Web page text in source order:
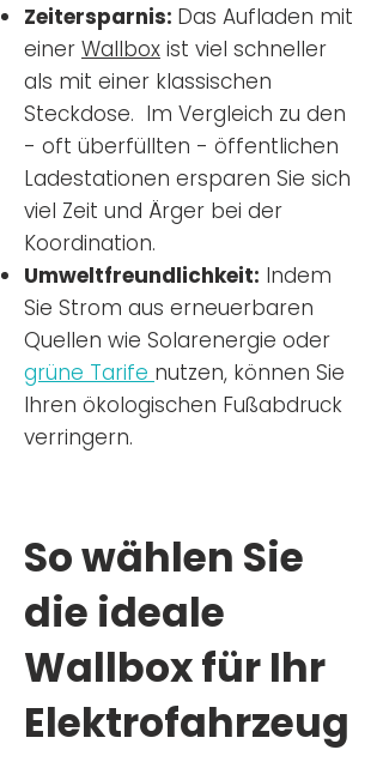
Zeitersparnis: Das Aufladen mit
einer Wallbox ist viel schneller
als mit einer klassischen
Steckdose. Im Vergleich zu den
- oft überfüllten - öffentlichen
Ladestationen ersparen Sie sich
viel Zeit und Ärger bei der
Koordination.
Umweltfreundlichkeit: Indem
Sie Strom aus erneuerbaren
Quellen wie Solarenergie oder
grüne Tarife nutzen, können Sie
Ihren ökologischen Fußabdruck
verringern.
So wählen Sie
die ideale
Wallbox für Ihr
Elektrofahrzeug